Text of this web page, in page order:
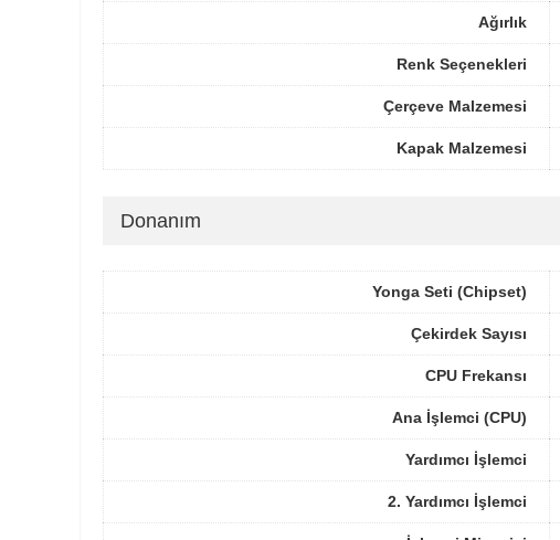
Ağırlık
Renk Seçenekleri
Çerçeve Malzemesi
Kapak Malzemesi
Donanım
Yonga Seti (Chipset)
Çekirdek Sayısı
CPU Frekansı
Ana İşlemci (CPU)
Yardımcı İşlemci
2. Yardımcı İşlemci